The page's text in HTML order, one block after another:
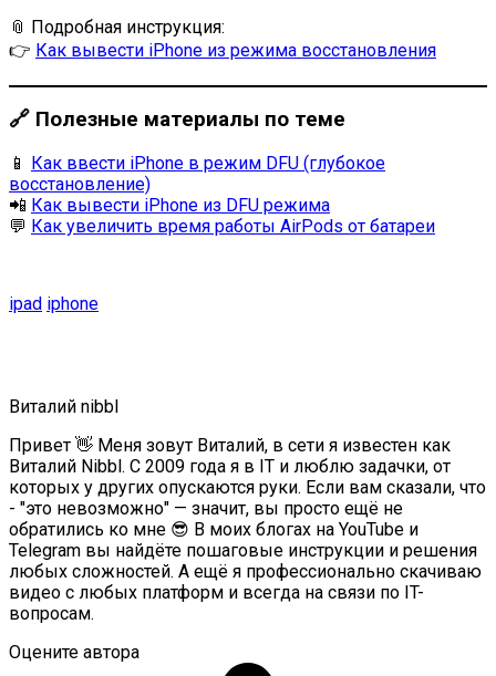
📎 Подробная инструкция:
👉 Как вывести iPhone из режима восстановления
🔗 Полезные материалы по теме
📱 Как ввести iPhone в режим DFU (глубокое
восстановление)
📲 Как вывести iPhone из DFU режима
💬 Как увеличить время работы AirPods от батареи
ipad iphone
Виталий nibbl
Привет 👋 Меня зовут Виталий, в сети я известен как
Виталий Nibbl. С 2009 года я в IT и люблю задачки, от
которых у других опускаются руки. Если вам сказали, что
- "это невозможно" — значит, вы просто ещё не
обратились ко мне 😎 В моих блогах на YouTube и
Telegram вы найдёте пошаговые инструкции и решения
любых сложностей. А ещё я профессионально скачиваю
видео с любых платформ и всегда на связи по IT-
вопросам.
Оцените автора